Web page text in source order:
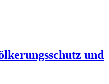
und